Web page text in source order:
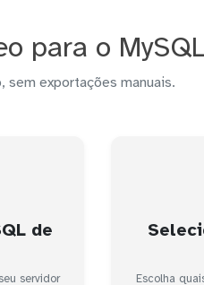
para o
exportações manuais.
de
servidor
Escolha